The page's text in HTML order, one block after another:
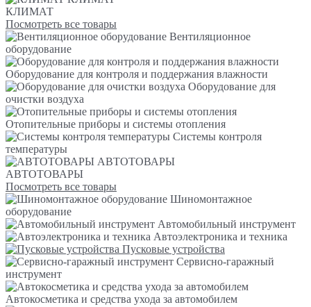
КЛИМАТ
Посмотреть все товары
Вентиляционное
оборудование
Оборудование для контроля и поддержания влажности
Оборудование для
очистки воздуха
Отопительные приборы и системы отопления
Системы контроля
температуры
АВТОТОВАРЫ
АВТОТОВАРЫ
Посмотреть все товары
Шиномонтажное
оборудование
Автомобильный инструмент
Автоэлектроника и техника
Пусковые устройства
Сервисно-гаражный
инструмент
Автокосметика и средства ухода за автомобилем